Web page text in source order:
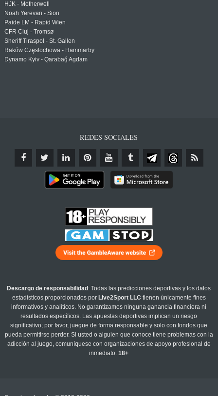
HJK - Motherwell
Noah Yerevan - Sion
Paide LM - Rapid Wien
CFR Cluj - Tromsø
Sheriff Tiraspol - St. Gallen
Raków Częstochowa - Hammarby
Dynamo Kyiv - Qarabağ Agdam
REDES SOCIALES
Descargo de responsabilidad : Todas las predicciones deportivas y los datos
estadísticos proporcionados por Live2Sport LLC tienen únicamente fines
informativos y analíticos. No garantizamos ninguna ganancia financiera ni
resultados específicos. Las apuestas deportivas implican un riesgo
significativo; por favor, juegue de forma responsable y solo con fondos que
pueda permitirse perder. Si usted o alguien que conoce tiene problemas con la
adicción al juego, comuníquese con organizaciones de apoyo profesional de
inmediato.18+